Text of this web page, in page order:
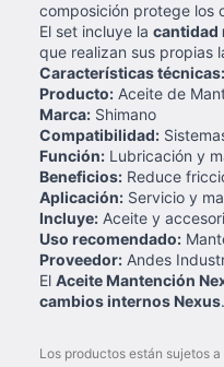
composición protege los
El set incluye la cantidad
que realizan sus propias
Características técnicas:
Producto: Aceite de
Marca: Shimano
Compatibilidad:
Función: Lubricación y
Beneficios: Reduce
Aplicación: Servicio y
Incluye: Aceite y
Uso recomendado:
Proveedor: Andes
El Aceite Mantención
cambios internos Nexus.
Los productos están sujetos